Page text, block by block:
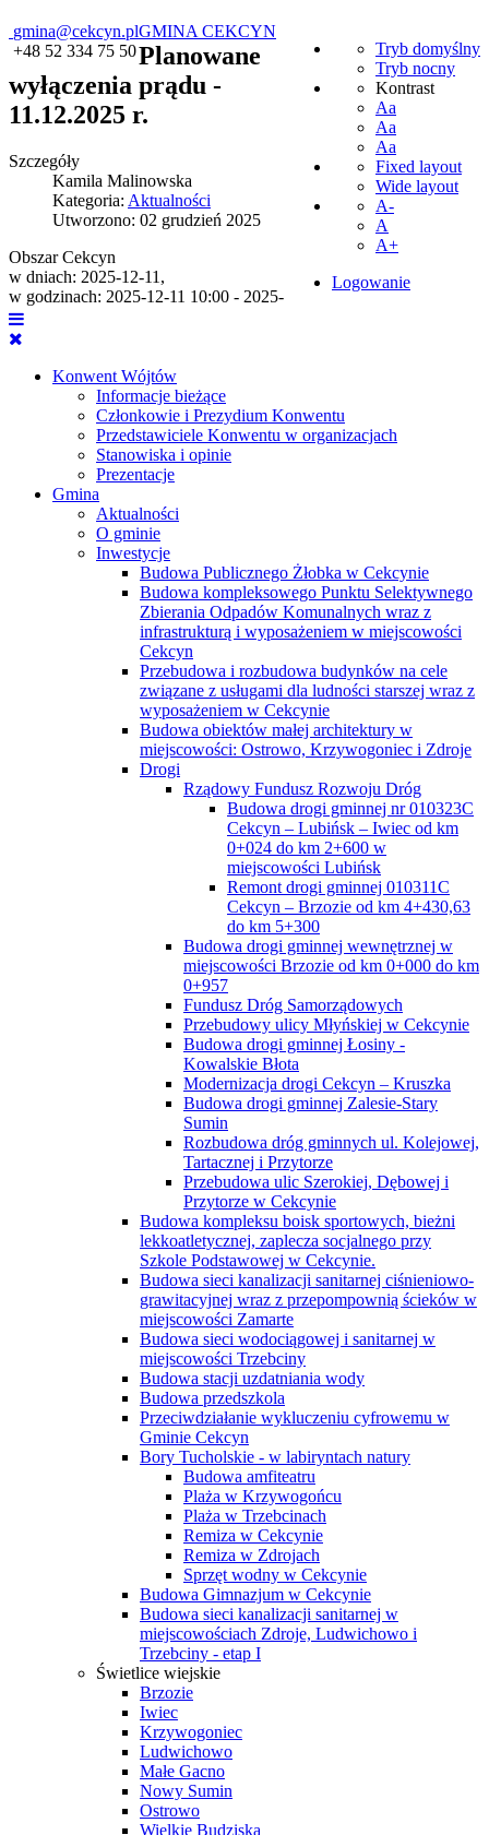
gmina@cekcyn.pl
+48 52 334 75 50
Tryb domyślny
Tryb nocny
Kontrast
Aa
Aa
Aa
Fixed layout
Wide layout
A-
A
A+
Logowanie
GMINA CEKCYN
Konwent Wójtów
Informacje bieżące
Członkowie i Prezydium Konwentu
Przedstawiciele Konwentu w organizacjach
Stanowiska i opinie
Prezentacje
Gmina
Aktualności
O gminie
Inwestycje
Budowa Publicznego Żłobka w Cekcynie
Budowa kompleksowego Punktu Selektywnego
Zbierania Odpadów Komunalnych wraz z
infrastrukturą i wyposażeniem w miejscowości
Cekcyn
Przebudowa i rozbudowa budynków na cele
związane z usługami dla ludności starszej wraz z
wyposażeniem w Cekcynie
Budowa obiektów małej architektury w
miejscowości: Ostrowo, Krzywogoniec i Zdroje
Drogi
Rządowy Fundusz Rozwoju Dróg
Budowa drogi gminnej nr 010323C
Cekcyn – Lubińsk – Iwiec od km
0+024 do km 2+600 w
miejscowości Lubińsk
Remont drogi gminnej 010311C
Cekcyn – Brzozie od km 4+430,63
do km 5+300
Budowa drogi gminnej wewnętrznej w
miejscowości Brzozie od km 0+000 do km
0+957
Fundusz Dróg Samorządowych
Przebudowy ulicy Młyńskiej w Cekcynie
Budowa drogi gminnej Łosiny -
Kowalskie Błota
Modernizacja drogi Cekcyn – Kruszka
Budowa drogi gminnej Zalesie-Stary
Sumin
Rozbudowa dróg gminnych ul. Kolejowej,
Tartacznej i Przytorze
Przebudowa ulic Szerokiej, Dębowej i
Przytorze w Cekcynie
Budowa kompleksu boisk sportowych, bieżni
lekkoatletycznej, zaplecza socjalnego przy
Szkole Podstawowej w Cekcynie.
Budowa sieci kanalizacji sanitarnej ciśnieniowo-
grawitacyjnej wraz z przepompownią ścieków w
miejscowości Zamarte
Budowa sieci wodociągowej i sanitarnej w
miejscowości Trzebciny
Budowa stacji uzdatniania wody
Budowa przedszkola
Przeciwdziałanie wykluczeniu cyfrowemu w
Gminie Cekcyn
Bory Tucholskie - w labiryntach natury
Budowa amfiteatru
Plaża w Krzywogońcu
Plaża w Trzebcinach
Remiza w Cekcynie
Remiza w Zdrojach
Sprzęt wodny w Cekcynie
Budowa Gimnazjum w Cekcynie
Budowa sieci kanalizacji sanitarnej w
miejscowościach Zdroje, Ludwichowo i
Trzebciny - etap I
Świetlice wiejskie
Brzozie
Iwiec
Krzywogoniec
Ludwichowo
Małe Gacno
Nowy Sumin
Ostrowo
Wielkie Budziska
Planowane
wyłączenia prądu -
11.12.2025 r.
Szczegóły
Kamila Malinowska
Kategoria: Aktualności
Utworzono: 02 grudzień 2025
Obszar Cekcyn
w dniach: 2025-12-11,
w godzinach: 2025-12-11 10:00 - 2025-